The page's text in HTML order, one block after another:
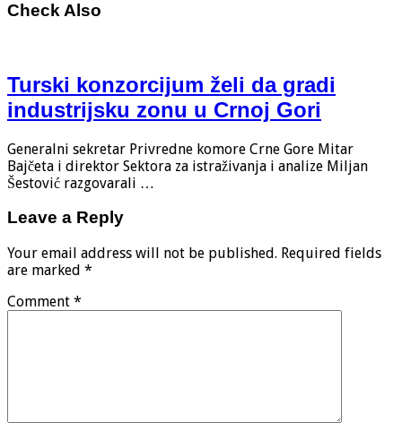
Check Also
Turski konzorcijum želi da gradi
industrijsku zonu u Crnoj Gori
Generalni sekretar Privredne komore Crne Gore Mitar
Bajčeta i direktor Sektora za istraživanja i analize Miljan
Šestović razgovarali …
Leave a Reply
Your email address will not be published. Required fields
are marked *
Comment *